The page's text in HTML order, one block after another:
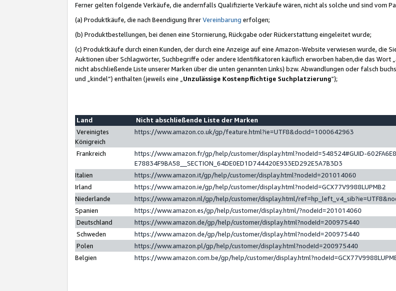
Ferner gelten folgende Verkäufe, die andernfalls Qualifizierte Verkäufe wären, nicht als solche und sind vom
(a) Produktkäufe, die nach Beendigung IhrerVereinbarung erfolgen;
(b) Produktbestellungen, bei denen eine Stornierung, Rückgabe oder Rückerstattung eingeleitet wurde;
(c) Produktkäufe durch einen Kunden, der durch eine Anzeige auf eine Amazon-Website verwiesen wurde, die
Auktionen über Schlagwörter, Suchbegriffe oder andere Identifikatoren käuflich erworben haben,die das Wort
nicht abschließende Liste unserer Marken über die unten genannten Links) bzw. Abwandlungen oder falsch
und „kindel“) enthalten (jeweils eine „ Unzulässige Kostenpflichtige Suchplatzierung”);
Land
Nicht abschließende Liste der Marken
Vereinigtes
Königreich
https://www.amazon.co.uk/gp/feature.html?ie=UTF8&docId=1000642963
Frankreich
https://www.amazon.fr/gp/help/customer/display.html?nodeId=548524#GUID-
E78834F9BA58__SECTION_64DE0ED1D744420E933ED292E5A7B3D3
Italien
https://www.amazon.it/gp/help/customer/display.html?nodeId=201014060
Irland
https://www.amazon.ie/gp/help/customer/display.html?nodeId=GCX77V9988LUPMB2
Niederlande
https://www.amazon.nl/gp/help/customer/display.html/
Spanien
https://www.amazon.es/gp/help/customer/display.html/?nodeId=201014060
Deutschland
https://www.amazon.de/gp/help/customer/display.html?nodeId=200975440
Schweden
https://www.amazon.de/gp/help/customer/display.html?nodeId=200975440
Polen
https://www.amazon.pl/gp/help/customer/display.html?nodeId=200975440
Belgien
https://www.amazon.com.be/gp/help/customer/